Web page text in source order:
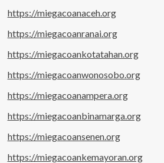
https://miegacoanaceh.org
https://miegacoanranai.org
https://miegacoankotatahan.org
https://miegacoanwonosobo.org
https://miegacoanampera.org
https://miegacoanbinamarga.org
https://miegacoansenen.org
https://miegacoankemayoran.org